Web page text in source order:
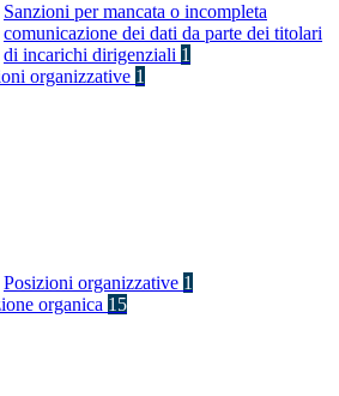
Sanzioni per mancata o incompleta
comunicazione dei dati da parte dei titolari
di incarichi dirigenziali 1
organizzative 1
Posizioni organizzative 1
organica 15